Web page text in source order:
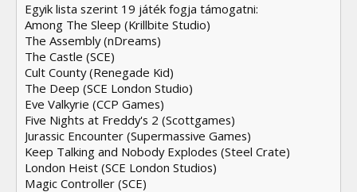
Egyik lista szerint 19 játék fogja támogatni:
Among The Sleep (Krillbite Studio)
The Assembly (nDreams)
The Castle (SCE)
Cult County (Renegade Kid)
The Deep (SCE London Studio)
Eve Valkyrie (CCP Games)
Five Nights at Freddy's 2 (Scottgames)
Jurassic Encounter (Supermassive Games)
Keep Talking and Nobody Explodes (Steel Crate)
London Heist (SCE London Studios)
Magic Controller (SCE)